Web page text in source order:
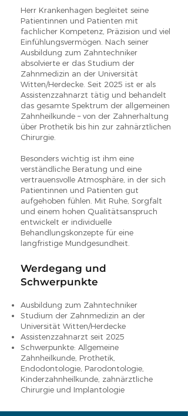
Herr Krankenhagen begleitet seine
Patientinnen und Patienten mit
fachlicher Kompetenz, Präzision und viel
Einfühlungsvermögen. Nach seiner
Ausbildung zum Zahntechniker
absolvierte er das Studium der
Zahnmedizin an der Universität
Witten/Herdecke. Seit 2025 ist er als
Assistenzzahnarzt tätig und behandelt
das gesamte Spektrum der allgemeinen
Zahnheilkunde – von der Zahnerhaltung
über Prothetik bis hin zur zahnärztlichen
Chirurgie.
Besonders wichtig ist ihm eine
verständliche Beratung und eine
vertrauensvolle Atmosphäre, in der sich
Patientinnen und Patienten gut
aufgehoben fühlen. Mit Ruhe, Sorgfalt
und einem hohen Qualitätsanspruch
entwickelt er individuelle
Behandlungskonzepte für eine
langfristige Mundgesundheit.
Werdegang und
Schwerpunkte
Ausbildung zum Zahntechniker
Studium der Zahnmedizin an der
Universität Witten/Herdecke
Assistenzzahnarzt seit 2025
Schwerpunkte: Allgemeine
Zahnheilkunde, Prothetik,
Endodontologie, Parodontologie,
Kinderzahnheilkunde, zahnärztliche
Chirurgie und Implantologie